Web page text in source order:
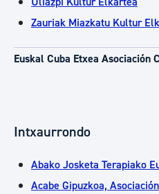
Zauriak Miazkatu Kultur
Euskal Cuba Etxea Asociación
Intxaurrondo
Abako Josketa Terapiako
Acabe Gipuzkoa,